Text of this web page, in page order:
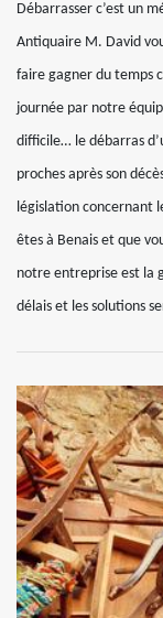
Débarrasser c’est un
Antiquaire M. David
faire gagner du temps
journée par notre
difficile… le débarras
proches après son
législation concernant
êtes à Benais et que
notre entreprise est la
délais et les solutions